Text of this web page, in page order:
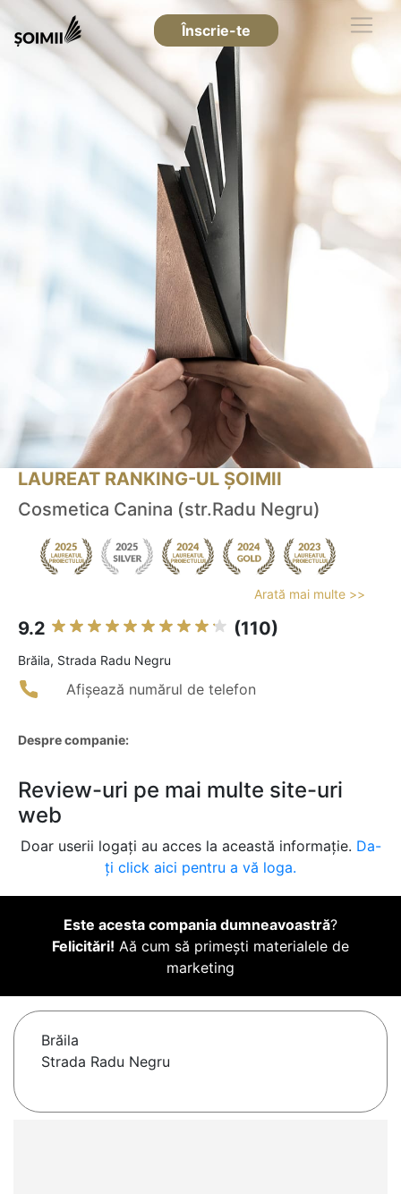
Înscrie-te
LAUREAT RANKING-UL ȘOIMII
Cosmetica Canina (str.Radu Negru)
Arată mai multe >>
9.2 (110)
Brăila, Strada Radu Negru
Afișează numărul de telefon
Despre companie:
Review-uri pe mai multe site-uri
web
Doar userii logați au acces la această informație. Da-
ți click aici pentru a vă loga.
Este acesta compania dumneavoastră?
Felicitări! Aă cum să primești materialele de
marketing
Brăila
Strada Radu Negru